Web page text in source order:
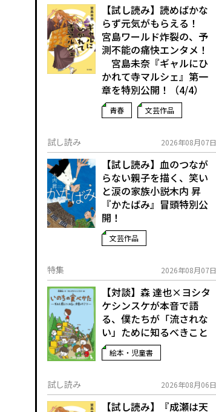
【試し読み】読めばかな
らず元気がもらえる！
宮島ワールド炸裂の、予
測不能の痛快エンタメ！
宮島未奈『ギャルにひ
かれて寺マルシェ』第一
章を特別公開！（4/4）
青春 文芸作品
試し読み 2026年08月07日
【試し読み】血のつなが
らない親子を描く、笑い
と涙の家族小説――木内 昇
『かたばみ』冒頭特別公
開！
文芸作品
特集 2026年08月07日
【対談】森 達也×ヨシタ
ケシンスケが本音で語
る、僕たちが「流されな
い」ために知るべきこと
絵本・児童書
試し読み 2026年08月06日
【試し読み】『成瀬は天